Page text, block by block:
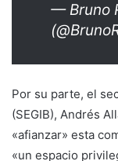
— Bruno
Por su parte, el
(SEGIB), Andrés
«afianzar» esta
«un espacio